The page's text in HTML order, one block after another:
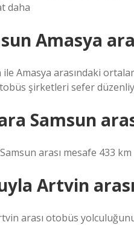
daha
Amasya
ile Amasya arasındaki
şirketleri sefer
Samsun
arası mesafe 433
Artvin
arası otobüs